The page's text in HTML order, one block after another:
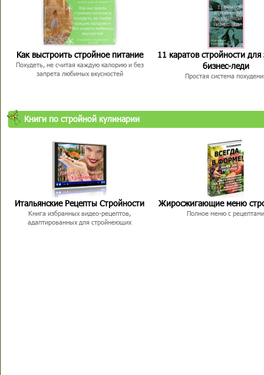
Как выстроить стройное питание
Похудеть, не считая каждую калорию и без
запрета любимых вкусностей
11 каратов стройности для
бизнес-леди
Простая система
Книги по стройной кулинарии
Итальянские Рецепты Стройности
Книга избранных видео-рецептов,
адаптированных для стройнеющих
Жиросжигающие меню
Полное меню с рецептами